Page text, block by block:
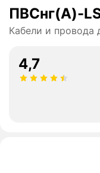
ПВСнг(А)-
Кабели и провода
4,7